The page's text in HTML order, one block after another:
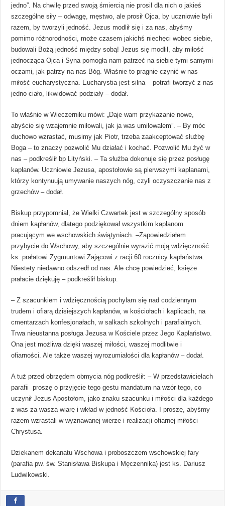
jedno”. Na chwilę przed swoją śmiercią nie prosił dla nich o jakieś
szczególne siły – odwagę, męstwo, ale prosił Ojca, by uczniowie byli
razem, by tworzyli jedność. Jezus modlił się i za nas, abyśmy
pomimo różnorodności, może czasem jakichś niechęci wobec siebie,
budowali Bożą jedność między sobą! Jezus się modlił, aby miłość
jednocząca Ojca i Syna pomogła nam patrzeć na siebie tymi samymi
oczami, jak patrzy na nas Bóg. Właśnie to pragnie czynić w nas
miłość eucharystyczna. Eucharystia jest silna – potrafi tworzyć z nas
jedno ciało, likwidować podziały – dodał.
To właśnie w Wieczerniku mówi: „Daje wam przykazanie nowe,
abyście się wzajemnie miłowali, jak ja was umiłowałem”. – By móc
duchowo wzrastać, musimy jak Piotr, trzeba zaakceptować służbę
Boga – to znaczy pozwolić Mu działać i kochać. Pozwolić Mu żyć w
nas – podkreślił bp Lityński. – Ta służba dokonuje się przez posługę
kapłanów. Uczniowie Jezusa, apostołowie są pierwszymi kapłanami,
którzy kontynuują umywanie naszych nóg, czyli oczyszczanie nas z
grzechów – dodał.
Biskup przypomniał, że Wielki Czwartek jest w szczególny sposób
dniem kapłanów, dlatego podziękował wszystkim kapłanom
pracującym we wschowskich świątyniach. –Zapowiedziałem
przybycie do Wschowy, aby szczególnie wyrazić moją wdzięczność
ks. prałatowi Zygmuntowi Zającowi z racji 60 rocznicy kapłaństwa.
Niestety niedawno odszedł od nas. Ale chcę powiedzieć, księże
prałacie dziękuję – podkreślił biskup.
– Z szacunkiem i wdzięcznością pochylam się nad codziennym
trudem i ofiarą dzisiejszych kapłanów, w kościołach i kaplicach, na
cmentarzach konfesjonałach, w salkach szkolnych i parafialnych.
Trwa nieustanna posługa Jezusa w Kościele przez Jego Kapłaństwo.
Ona jest możliwa dzięki waszej miłości, waszej modlitwie i
ofiarności. Ale także waszej wyrozumiałości dla kapłanów – dodał.
A tuż przed obrzędem obmycia nóg podkreślił: – W przedstawicielach
parafii proszę o przyjęcie tego gestu mandatum na wzór tego, co
uczynił Jezus Apostołom, jako znaku szacunku i miłości dla każdego
z was za waszą wiarę i wkład w jedność Kościoła. I proszę, abyśmy
razem wzrastali w wyznawanej wierze i realizacji ofiarnej miłości
Chrystusa.
Dziekanem dekanatu Wschowa i proboszczem wschowskiej fary
(parafia pw. św. Stanisława Biskupa i Męczennika) jest ks. Dariusz
Ludwikowski.